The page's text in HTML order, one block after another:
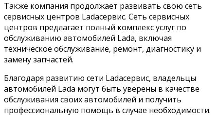
Также компания продолжает развивать свою сеть
сервисных центров Ladaсервис. Сеть сервисных
центров предлагает полный комплекс услуг по
обслуживанию автомобилей Lada, включая
техническое обслуживание, ремонт, диагностику и
замену запчастей.
Благодаря развитию сети Ladaсервис, владельцы
автомобилей Lada могут быть уверены в качестве
обслуживания своих автомобилей и получить
профессиональную помощь в случае необходимости.